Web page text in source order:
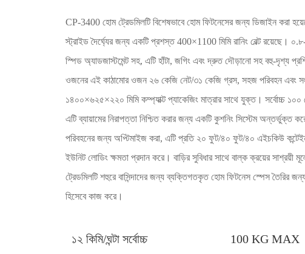
CP-3400 হোম ট্রেডমিলটি বিশেষভাবে হোম ফিটনেসের জন্য ডিজাইন করা
স্ট্রাইড দৈর্ঘ্যের জন্য একটি প্রশস্ত 400×1100 মিমি রানিং বেল্ট রয়েছে। ০.৮-
স্পিড অ্যাডজাস্টমেন্ট সহ, এটি হাঁটা, জগিং এবং দ্রুত দৌড়ানো সহ বহু-দৃশ্য
ওজনের এই কাঠামোর ওজন ২৬ কেজি নেট/৩১ কেজি গ্রস, সহজ পরিবহন এবং
১৪০০×৬২৫×২২০ মিমি কম্প্যাক্ট প্যাকেজিং মাত্রার সাথে যুক্ত। সর্বোচ্চ
এটি ব্যায়ামের নিরাপত্তা নিশ্চিত করার জন্য একটি কুশনিং সিস্টেম অন্তর্ভুক্ত
পরিবহনের জন্য অপ্টিমাইজ করা, এটি প্রতি ২০ ফুট/৪০ ফুট/৪০ এইচকিউ
ইউনিট লোডিং ক্ষমতা প্রদান করে। বাড়ির সুবিধার সাথে বাল্ক ক্রয়ের সাশ্রয়ী
ট্রেডমিলটি শহুরে বাসিন্দাদের জন্য ব্যক্তিগতকৃত হোম ফিটনেস স্পেস তৈরির
হিসেবে কাজ করে।
১২ কিমি/ঘন্টা সর্বোচ্চ 100 KG MAX